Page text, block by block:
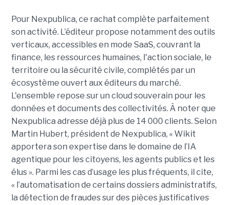
Pour Nexpublica, ce rachat complète parfaitement
son activité. L’éditeur propose notamment des outils
verticaux, accessibles en mode SaaS, couvrant la
finance, les ressources humaines, l'action sociale, le
territoire ou la sécurité civile, complétés par un
écosystème ouvert aux éditeurs du marché.
L'ensemble repose sur un cloud souverain pour les
données et documents des collectivités. À noter que
Nexpublica adresse déjà plus de 14 000 clients. Selon
Martin Hubert, président de Nexpublica, « Wikit
apportera son expertise dans le domaine de l’IA
agentique pour les citoyens, les agents publics et les
élus ». Parmi les cas d’usage les plus fréquents, il cite,
« l’automatisation de certains dossiers administratifs,
la détection de fraudes sur des pièces justificatives